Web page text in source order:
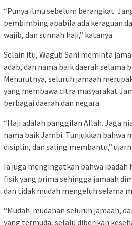
“Punya ilmu sebelum berangkat.
pembimbing apabila ada keraguan
wajib, dan sunnah haji,” katanya.
Selain itu, Wagub Sani meminta
adab, dan nama baik daerah selama
Menurutnya, seluruh jamaah
yang membawa citra masyarakat
berbagai daerah dan negara.
“Haji adalah panggilan Allah. Jaga
nama baik Jambi. Tunjukkan bahwa
disiplin, dan saling membantu,”
Ia juga mengingatkan bahwa
fisik yang prima sehingga jamaah
dan tidak mudah mengeluh selama
“Mudah-mudahan seluruh jamaah,
yang termuda, selalu diberikan